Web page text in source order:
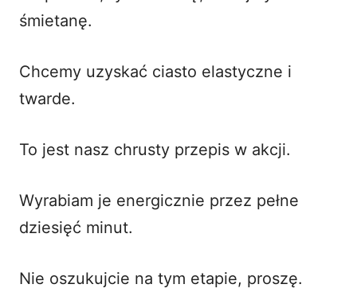
śmietanę.
Chcemy uzyskać ciasto elastyczne i
twarde.
To jest nasz chrusty przepis w akcji.
Wyrabiam je energicznie przez pełne
dziesięć minut.
Nie oszukujcie na tym etapie, proszę.